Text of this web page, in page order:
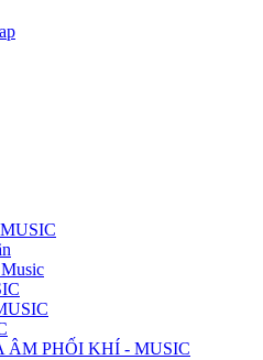
ÂM PHỐI KHÍ - MUSIC